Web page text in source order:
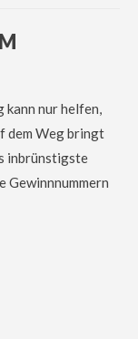
kann nur helfen,
dem Weg bringt
inbrünstigste
Gewinnnummern